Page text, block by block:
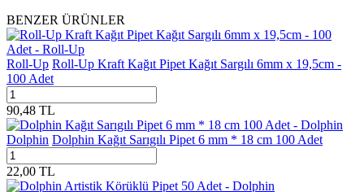
BENZER ÜRÜNLER
Roll-Up Roll-Up Kraft Kağıt Pipet Kağıt Sargılı 6mm x 19,5cm -
100 Adet
90,48 TL
Dolphin Dolphin Kağıt Sarıgılı Pipet 6 mm * 18 cm 100 Adet
22,00 TL